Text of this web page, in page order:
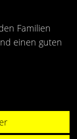
Familien
einen guten